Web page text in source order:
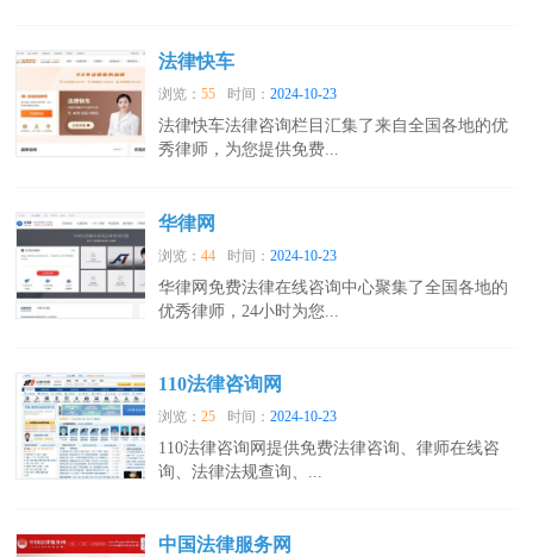
法律快车
浏览：55 时间：2024-10-23
法律快车法律咨询栏目汇集了来自全国各地的优
秀律师，为您提供免费...
华律网
浏览：44 时间：2024-10-23
华律网免费法律在线咨询中心聚集了全国各地的
优秀律师，24小时为您...
110法律咨询网
浏览：25 时间：2024-10-23
110法律咨询网提供免费法律咨询、律师在线咨
询、法律法规查询、...
中国法律服务网